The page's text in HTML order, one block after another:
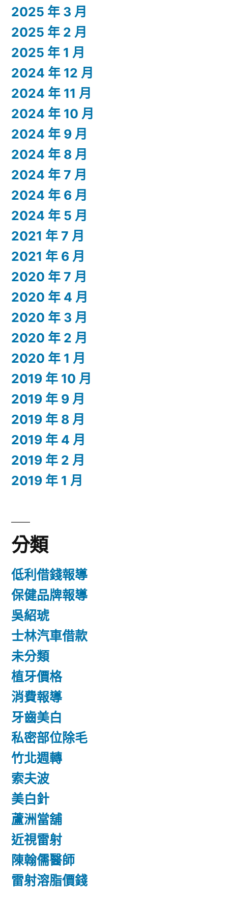
2025 年 3 月
2025 年 2 月
2025 年 1 月
2024 年 12 月
2024 年 11 月
2024 年 10 月
2024 年 9 月
2024 年 8 月
2024 年 7 月
2024 年 6 月
2024 年 5 月
2021 年 7 月
2021 年 6 月
2020 年 7 月
2020 年 4 月
2020 年 3 月
2020 年 2 月
2020 年 1 月
2019 年 10 月
2019 年 9 月
2019 年 8 月
2019 年 4 月
2019 年 2 月
2019 年 1 月
分類
低利借錢報導
保健品牌報導
吳紹琥
士林汽車借款
未分類
植牙價格
消費報導
牙齒美白
私密部位除毛
竹北週轉
索夫波
美白針
蘆洲當舖
近視雷射
陳翰儒醫師
雷射溶脂價錢